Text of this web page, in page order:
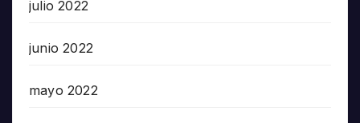
julio 2022
junio 2022
mayo 2022